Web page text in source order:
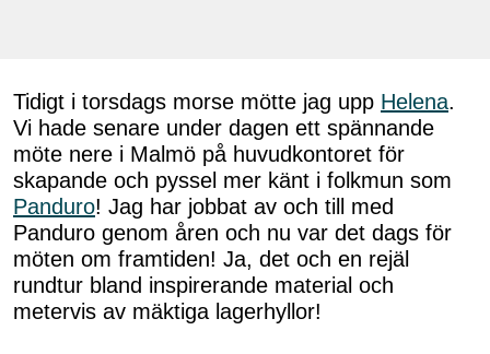
Tidigt i torsdags morse mötte jag upp Helena.
Vi hade senare under dagen ett spännande
möte nere i Malmö på huvudkontoret för
skapande och pyssel mer känt i folkmun som
Panduro! Jag har jobbat av och till med
Panduro genom åren och nu var det dags för
möten om framtiden! Ja, det och en rejäl
rundtur bland inspirerande material och
metervis av mäktiga lagerhyllor!